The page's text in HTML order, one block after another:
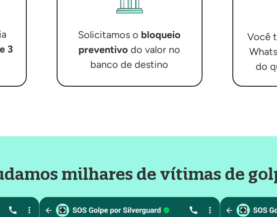
3
Solicitamos o bloqueio
preventivo do valor no
banco de destino
Você
do
milhares de vítimas de